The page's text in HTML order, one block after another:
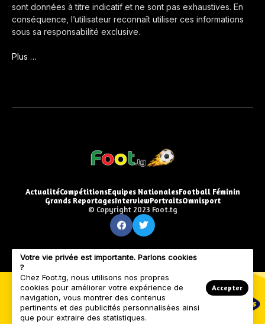
sont données à titre indicatif et ne sont pas exhaustives. En
conséquence, l’utilisateur reconnaît utiliser ces informations
sous sa responsabilité exclusive.
Plus …
ActualitéCompétitionsEquipes NationalesFootball Féminin
Grands ReportagesInterviewPortraitsOmnisport
© Copyright 2023 Foot.tg
Votre vie privée est importante. Parlons cookies
?
Chez Foot.tg, nous utilisons nos propres
cookies pour améliorer votre expérience de
navigation, vous montrer des contenus
pertinents et des publicités personnalisées ainsi
que pour extraire des statistiques.
Accepter